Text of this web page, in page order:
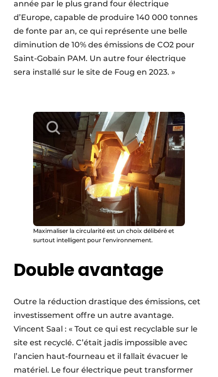
année par le plus grand four électrique
d’Europe, capable de produire 140 000 tonnes
de fonte par an, ce qui représente une belle
diminution de 10% des émissions de CO2 pour
Saint-Gobain PAM. Un autre four électrique
sera installé sur le site de Foug en 2023. »
Maximaliser la circularité est un choix délibéré et
surtout intelligent pour l’environnement.
Double avantage
Outre la réduction drastique des émissions, cet
investissement offre un autre avantage.
Vincent Saal : « Tout ce qui est recyclable sur le
site est recyclé. C’était jadis impossible avec
l’ancien haut-four­neau et il fallait évacuer le
matériel. Le four élec­trique peut transformer